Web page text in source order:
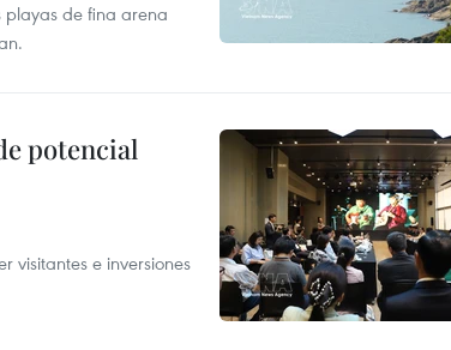
playas de fina arena
potencial
visitantes e inversiones